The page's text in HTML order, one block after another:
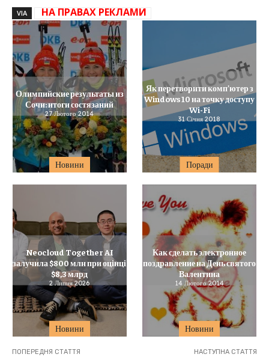
VIA НА ПРАВАХ РЕКЛАМИ
Новини
Олимпийские результаты из
Сочи: итоги состязаний
27 Лютого 2014
Поради
Як перетворити комп’ютер з
Windows 10 на точку доступу
Wi-Fi
31 Січня 2018
Новини
Neocloud Together AI
залучила $800 млн при оцінці
$8,3 млрд
2 Липня 2026
Новини
Как сделать электронное
поздравление на День святого
Валентина
14 Лютого 2014
ПОПЕРЕДНЯ СТАТТЯ НАСТУПНА СТАТТЯ